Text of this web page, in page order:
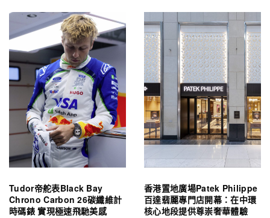
Tudor帝舵表Black Bay
Chrono Carbon 26碳纖維計
時碼錶 實現極速飛馳美感
香港置地廣場Patek Philippe
百達翡麗專門店開幕：在中環
核心地段提供尊崇奢華體驗